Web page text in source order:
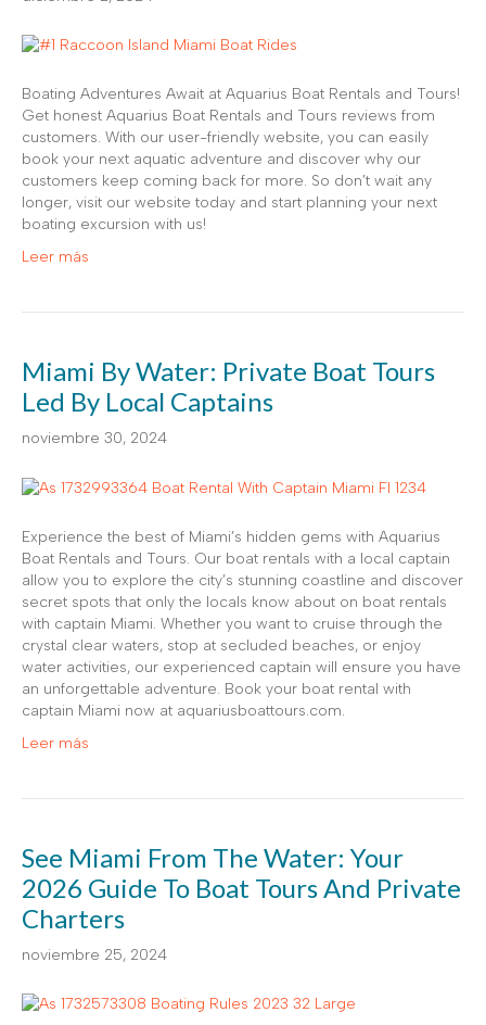
Boating Adventures Await at Aquarius Boat Rentals and Tours!
Get honest Aquarius Boat Rentals and Tours reviews from
customers. With our user-friendly website, you can easily
book your next aquatic adventure and discover why our
customers keep coming back for more. So don’t wait any
longer, visit our website today and start planning your next
boating excursion with us!
Leer más
Miami By Water: Private Boat Tours
Led By Local Captains
noviembre 30, 2024
Experience the best of Miami’s hidden gems with Aquarius
Boat Rentals and Tours. Our boat rentals with a local captain
allow you to explore the city’s stunning coastline and discover
secret spots that only the locals know about on boat rentals
with captain Miami. Whether you want to cruise through the
crystal clear waters, stop at secluded beaches, or enjoy
water activities, our experienced captain will ensure you have
an unforgettable adventure. Book your boat rental with
captain Miami now at aquariusboattours.com.
Leer más
See Miami From The Water: Your
2026 Guide To Boat Tours And Private
Charters
noviembre 25, 2024